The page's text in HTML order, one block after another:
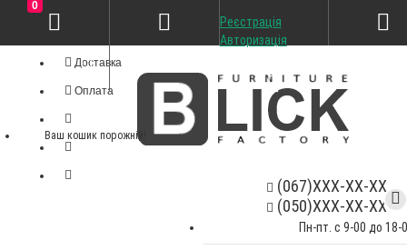
Доставка
Оплата
(067)XXX-XX-XX
(050)XXX-XX-XX
Пн-пт. с 9-00 до 18-
Реєстрація
Авторизація
0
Ваш кошик порожній!